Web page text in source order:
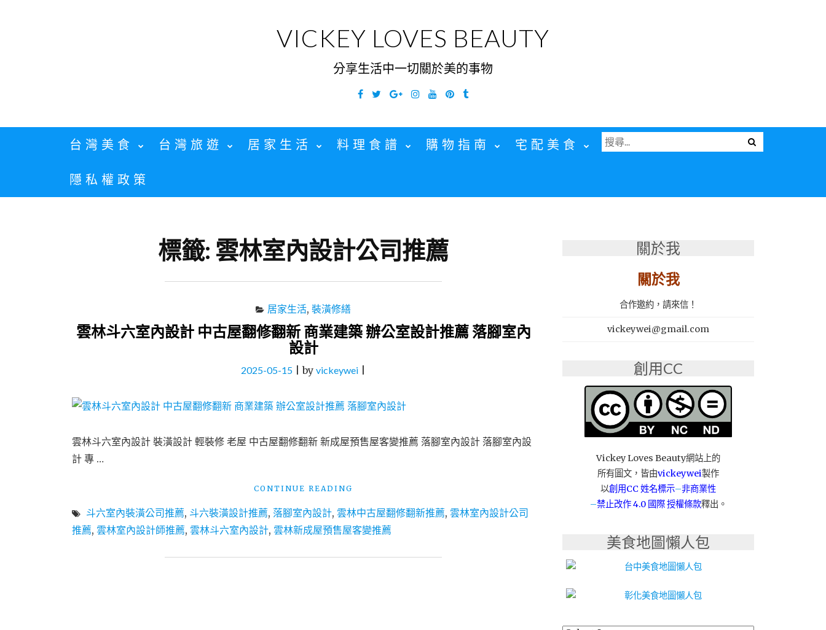
VICKEY LOVES BEAUTY
分享生活中一切關於美的事物
Facebook
TwitterGoogleInstagramYouTubePinterest
Tumblr
台灣美食 台灣旅遊 居家生活 料理食譜 購物指南 宅配美食
隱私權政策
Menu
搜
尋
標籤: 雲林室內設計公司推薦
居家生活, 裝潢修繕
雲林斗六室內設計 中古屋翻修翻新 商業建築 辦公室設計推薦 落腳室內
設計
2025-05-15 |by vickeywei
雲林斗六室內設計 裝潢設計 輕裝修 老屋 中古屋翻修翻新 新成屋預售屋客變推薦 落腳室內設計 落腳室內設
計 專 …
CONTINUE READING
斗
六
斗六室內裝潢公司推薦, 斗六裝潢設計推薦, 落腳室內設計, 雲林中古屋翻修翻新推薦, 雲林室內設計公司
推薦, 雲林室內設計師推薦, 雲林斗六室內設計, 雲林新成屋預售屋客變推薦
關於我
關於我
合作邀約，請來信！
vickeywei@gmail.com
創用CC
Vickey Loves Beauty網站上的
所有圖文，皆由vickeywei製作
以創用CC 姓名標示–非商業性
–禁止改作4.0 國際 授權條款釋出。
美食地圖懶人包